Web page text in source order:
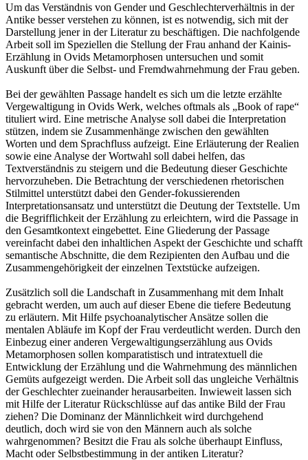
Um das Verständnis von Gender und Geschlechterverhältnis in der
Antike besser verstehen zu können, ist es notwendig, sich mit der
Darstellung jener in der Literatur zu beschäftigen. Die nachfolgende
Arbeit soll im Speziellen die Stellung der Frau anhand der Kainis-
Erzählung in Ovids Metamorphosen untersuchen und somit
Auskunft über die Selbst- und Fremdwahrnehmung der Frau geben.
Bei der gewählten Passage handelt es sich um die letzte erzählte
Vergewaltigung in Ovids Werk, welches oftmals als „Book of rape“
tituliert wird. Eine metrische Analyse soll dabei die Interpretation
stützen, indem sie Zusammenhänge zwischen den gewählten
Worten und dem Sprachfluss aufzeigt. Eine Erläuterung der Realien
sowie eine Analyse der Wortwahl soll dabei helfen, das
Textverständnis zu steigern und die Bedeutung dieser Geschichte
hervorzuheben. Die Betrachtung der verschiedenen rhetorischen
Stilmittel unterstützt dabei den Gender-fokussierenden
Interpretationsansatz und unterstützt die Deutung der Textstelle. Um
die Begrifflichkeit der Erzählung zu erleichtern, wird die Passage in
den Gesamtkontext eingebettet. Eine Gliederung der Passage
vereinfacht dabei den inhaltlichen Aspekt der Geschichte und schafft
semantische Abschnitte, die dem Rezipienten den Aufbau und die
Zusammengehörigkeit der einzelnen Textstücke aufzeigen.
Zusätzlich soll die Landschaft in Zusammenhang mit dem Inhalt
gebracht werden, um auch auf dieser Ebene die tiefere Bedeutung
zu erläutern. Mit Hilfe psychoanalytischer Ansätze sollen die
mentalen Abläufe im Kopf der Frau verdeutlicht werden. Durch den
Einbezug einer anderen Vergewaltigungserzählung aus Ovids
Metamorphosen sollen komparatistisch und intratextuell die
Entwicklung der Erzählung und die Wahrnehmung des männlichen
Gemüts aufgezeigt werden. Die Arbeit soll das ungleiche Verhältnis
der Geschlechter zueinander herausarbeiten. Inwieweit lassen sich
mit Hilfe der Literatur Rückschlüsse auf das antike Bild der Frau
ziehen? Die Dominanz der Männlichkeit wird durchgehend
deutlich, doch wird sie von den Männern auch als solche
wahrgenommen? Besitzt die Frau als solche überhaupt Einfluss,
Macht oder Selbstbestimmung in der antiken Literatur?